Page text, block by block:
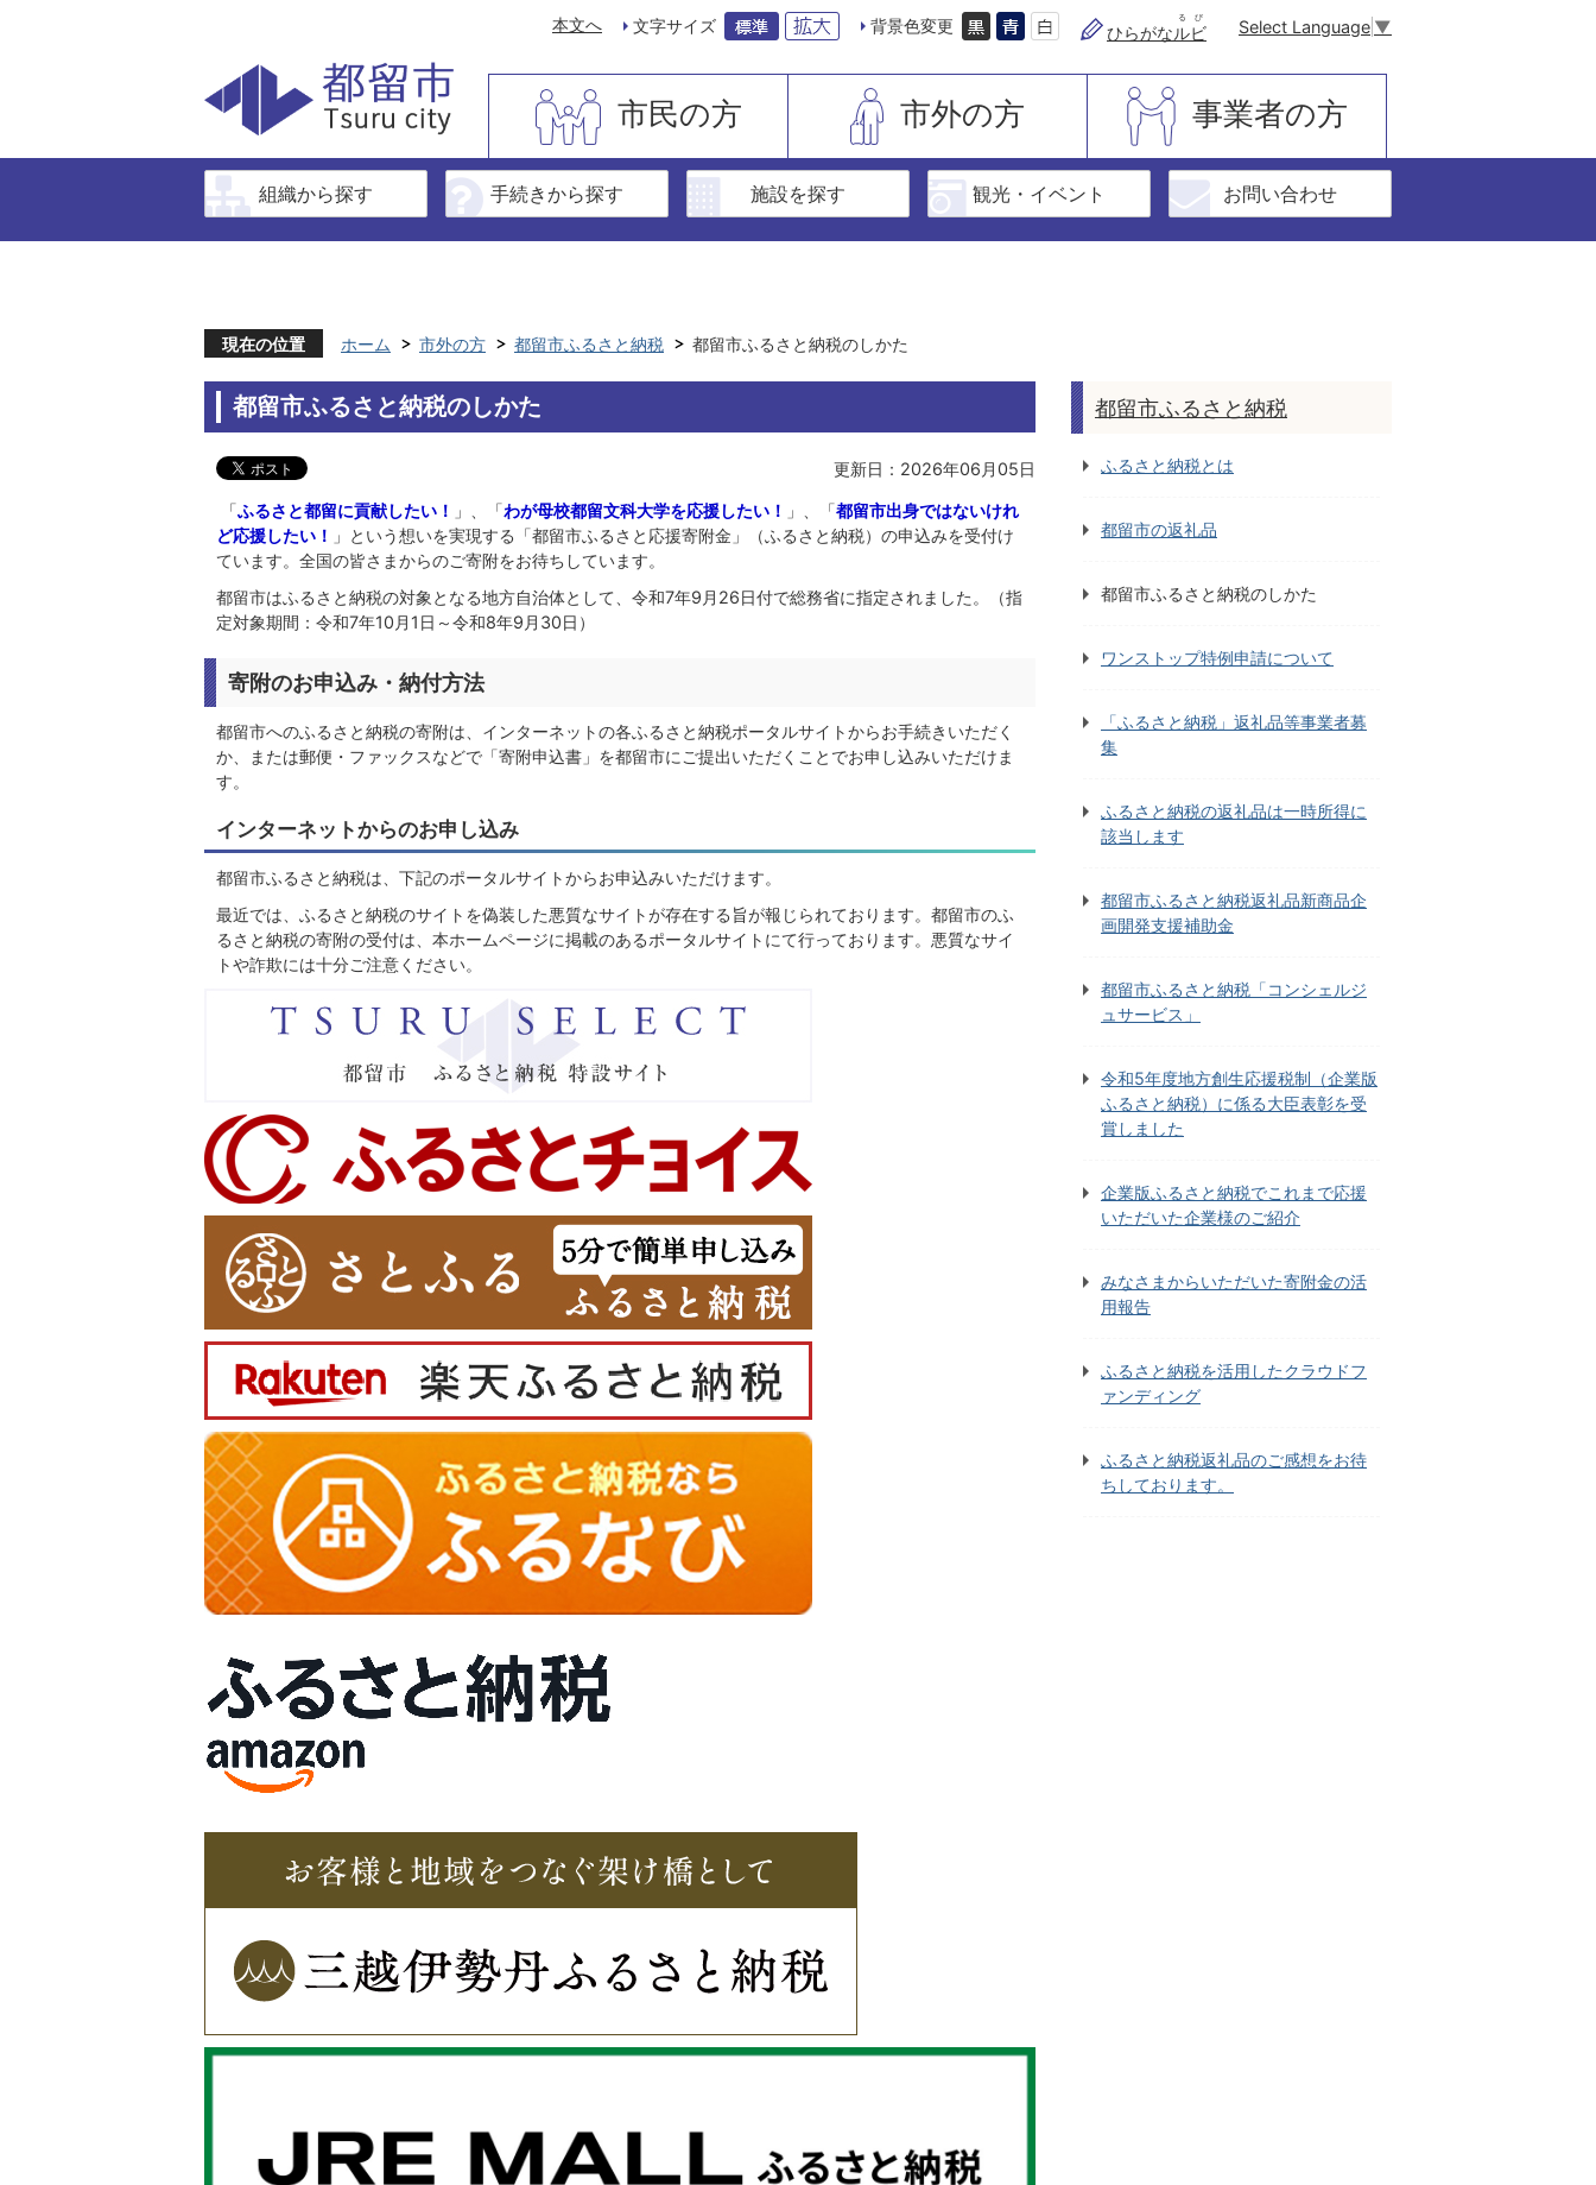
本文へ 文字サイズ 背景色変更 ひらがなルビ
るび Select Language ▼
市民の方 市外の方 事業者の方
組織から探す 手続きから探す 施設を探す 観光・イベント お問い合わせ
現在の位置 ホーム 市外の方 都留市ふるさと納税 都留市ふるさと納税のしかた
都留市ふるさと納税のしかた
更新日：2026年06月05日
「ふるさと都留に貢献したい！ 」、「わが母校都留文科大学を応援したい！ 」、「都留市出身ではないけれ
ど応援したい！ 」という想いを実現する「都留市ふるさと応援寄附金」（ふるさと納税）の申込みを受付け
ています。全国の皆さまからのご寄附をお待ちしています。
都留市はふるさと納税の対象となる地方自治体として、令和7年9月26日付で総務省に指定されました。（指
定対象期間：令和7年10月1日～令和8年9月30日）
寄附のお申込み・納付方法
都留市へのふるさと納税の寄附は、インターネットの各ふるさと納税ポータルサイトからお手続きいただく
か、または郵便・ファックスなどで「寄附申込書」を都留市にご提出いただくことでお申し込みいただけま
す。
インターネットからのお申し込み
都留市ふるさと納税は、下記のポータルサイトからお申込みいただけます。
最近では、ふるさと納税のサイトを偽装した悪質なサイトが存在する旨が報じられております。都留市のふ
るさと納税の寄附の受付は、本ホームページに掲載のあるポータルサイトにて行っております。悪質なサイ
トや詐欺には十分ご注意ください。
都留市ふるさと納税
ふるさと納税とは
都留市の返礼品
都留市ふるさと納税のしかた
ワンストップ特例申請について
「ふるさと納税」返礼品等事業者募
集
ふるさと納税の返礼品は一時所得に
該当します
都留市ふるさと納税返礼品新商品企
画開発支援補助金
都留市ふるさと納税「コンシェルジ
ュサービス」
令和5年度地方創生応援税制（企業版
ふるさと納税）に係る大臣表彰を受
賞しました
企業版ふるさと納税でこれまで応援
いただいた企業様のご紹介
みなさまからいただいた寄附金の活
用報告
ふるさと納税を活用したクラウドフ
ァンディング
ふるさと納税返礼品のご感想をお待
ちしております。